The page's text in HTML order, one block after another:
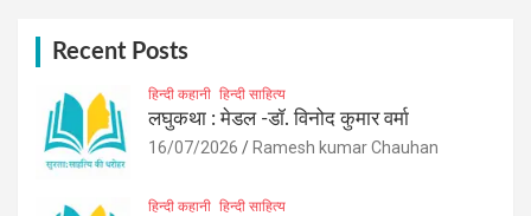
Recent Posts
हिन्दी कहानी हिन्दी साहित्य
लघुकथा : मेडल -डॉ. विनोद कुमार वर्मा
16/07/2026 Ramesh kumar Chauhan
हिन्दी कहानी हिन्दी साहित्य